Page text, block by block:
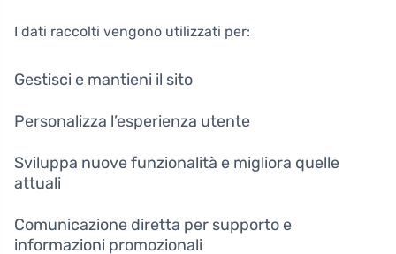
I dati raccolti vengono utilizzati per:
Gestisci e mantieni il sito
Personalizza l’esperienza utente
Sviluppa nuove funzionalità e migliora quelle
attuali
Comunicazione diretta per supporto e
informazioni promozionali